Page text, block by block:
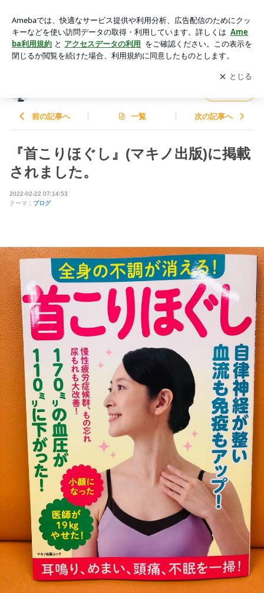
治療院・整骨院日記
アプリをダウンロードして ブログの更新通知
を受け取りまし
ょう。
開く
前の記事へ 一覧 次の記事へ
『首こりほぐし』(マキノ出版)に掲載
されました。
2022-02-22 07:14:53
テーマ： ブログ